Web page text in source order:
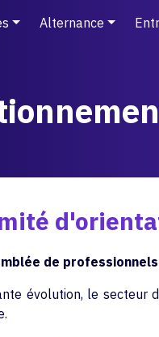
Alternance
de
évolution, le secteur